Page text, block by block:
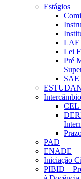
Estágios
LAE
Lei
Pré
SAE
CEL
PAD
ENADE
Iniciação
PIBID –